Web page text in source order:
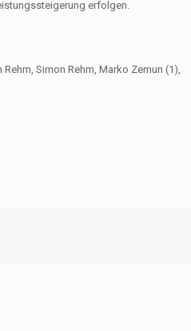
erfolgen.
Simon Rehm, Marko Zemun (1),